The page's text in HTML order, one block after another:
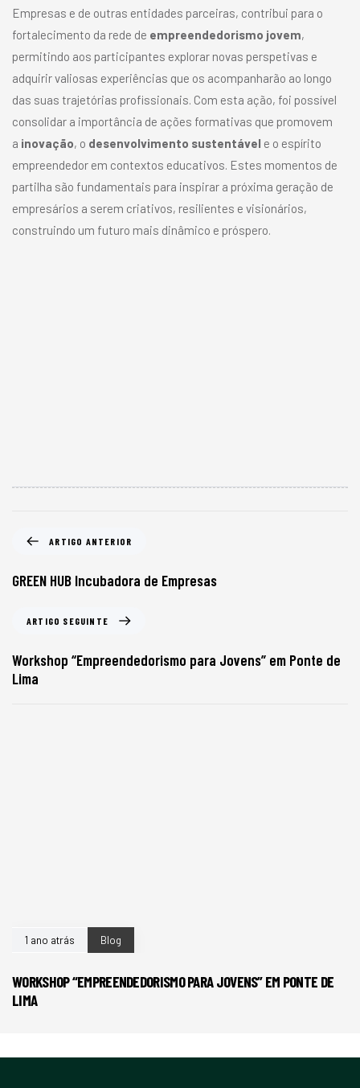
Empresas e de outras entidades parceiras, contribui para o
fortalecimento da rede de empreendedorismo jovem,
permitindo aos participantes explorar novas perspetivas e
adquirir valiosas experiências que os acompanharão ao longo
das suas trajetórias profissionais. Com esta ação, foi possível
consolidar a importância de ações formativas que promovem
a inovação, o desenvolvimento sustentável e o espírito
empreendedor em contextos educativos. Estes momentos de
partilha são fundamentais para inspirar a próxima geração de
empresários a serem criativos, resilientes e visionários,
construindo um futuro mais dinâmico e próspero.
ARTIGO ANTERIOR
GREEN HUB Incubadora de Empresas
ARTIGO SEGUINTE
Workshop “Empreendedorismo para Jovens” em Ponte de
Lima
1 ano atrás Blog
WORKSHOP “EMPREENDEDORISMO PARA JOVENS” EM PONTE DE
LIMA